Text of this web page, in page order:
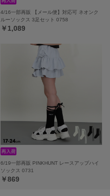
4/16一部再販 【メール便】対応可 ネオンク
ルーソックス 3足セット 0758
￥1,089
6/19一部再販 PINKHUNT レースアップハイ
ソックス 0731
￥869